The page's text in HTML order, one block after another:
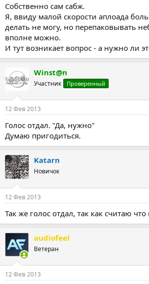
Собственно сам сабж.
Я, ввиду малой скорости аплоада
делать не могу, но перепаковывать
вполне можно.
И тут возникает вопрос - а нужно ли
Winst@n
Участник Проверенный
12 Фев 2013
Голос отдал. "Да, нужно"
Думаю пригодиться.
Katarn
Новичок
12 Фев 2013
Так же голос отдал, так как считаю
audiofeel
Ветеран
12 Фев 2013